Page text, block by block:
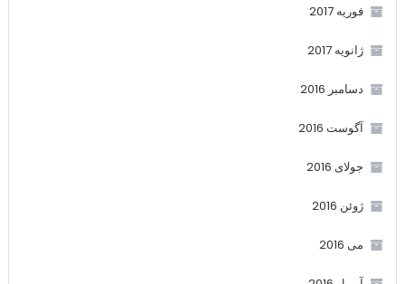
فوریه 2017
ژانویه 2017
دسامبر 2016
آگوست 2016
جولای 2016
ژوئن 2016
می 2016